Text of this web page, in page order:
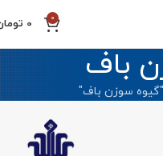
0
0
باف
سوزن باف"